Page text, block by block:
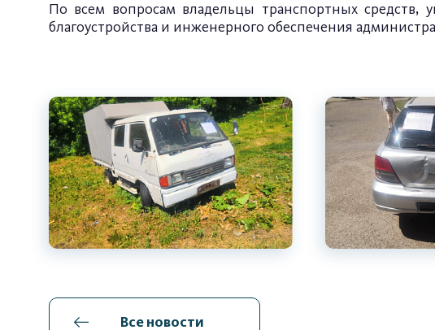
По всем вопросам владельцы транспортных средств,
благоустройства и инженерного обеспечения
Все новости